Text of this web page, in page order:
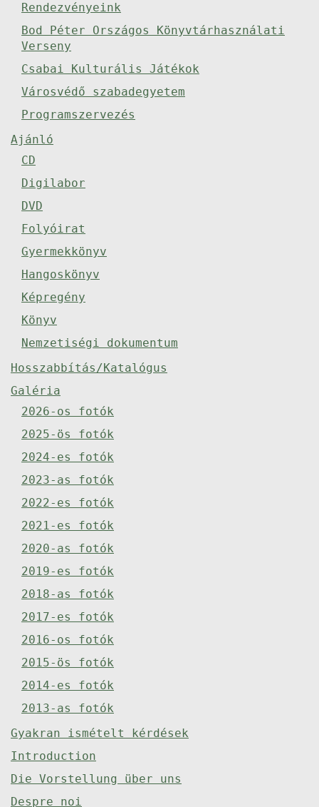
Rendezvényeink
Bod Péter Országos Könyvtárhasználati
Verseny
Csabai Kulturális Játékok
Városvédő szabadegyetem
Programszervezés
Ajánló
CD
Digilabor
DVD
Folyóirat
Gyermekkönyv
Hangoskönyv
Képregény
Könyv
Nemzetiségi dokumentum
Hosszabbítás/Katalógus
Galéria
2026-os fotók
2025-ös fotók
2024-es fotók
2023-as fotók
2022-es fotók
2021-es fotók
2020-as fotók
2019-es fotók
2018-as fotók
2017-es fotók
2016-os fotók
2015-ös fotók
2014-es fotók
2013-as fotók
Gyakran ismételt kérdések
Introduction
Die Vorstellung über uns
Despre noi